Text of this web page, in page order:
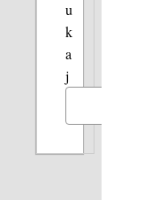
u
k
a
j